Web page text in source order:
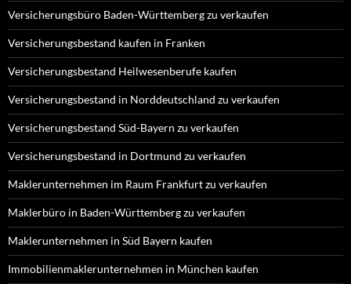
Versicherungsbüro Baden-Württemberg zu verkaufen
Versicherungsbestand kaufen in Franken
Versicherungsbestand Heilwesenberufe kaufen
Versicherungsbestand in Norddeutschland zu verkaufen
Versicherungsbestand Süd-Bayern zu verkaufen
Versicherungsbestand in Dortmund zu verkaufen
Maklerunternehmen im Raum Frankfurt zu verkaufen
Maklerbüro in Baden-Württemberg zu verkaufen
Maklerunternehmen in Süd Bayern kaufen
Immobilienmaklerunternehmen in München kaufen